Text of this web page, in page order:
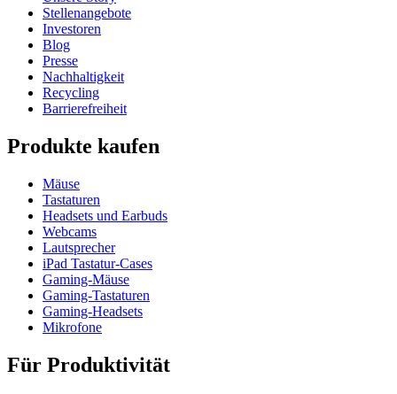
Stellenangebote
Investoren
Blog
Presse
Nachhaltigkeit
Recycling
Barrierefreiheit
Produkte kaufen
Mäuse
Tastaturen
Headsets und Earbuds
Webcams
Lautsprecher
iPad Tastatur-Cases
Gaming-Mäuse
Gaming-Tastaturen
Gaming-Headsets
Mikrofone
Für Produktivität